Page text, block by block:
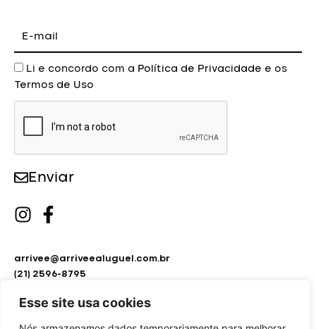
Esse site usa cookies
mail
AceiteLi e concordo com a Política de Privacidade e os
Termos de Uso
Enviar
arrivee@arriveealuguel.com.br
(21) 2596-8795